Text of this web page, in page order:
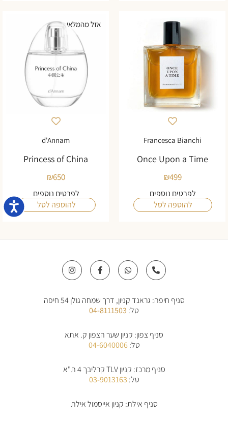
Francesca Bianchi
Once Upon a Time
₪499
לפרטים נוספים
להוספה לסל
אזל מהמלאי
d'Annam
Princess of China
₪650
לפרטים נוספים
להוספה לסל
P
h
o
-
W
h
a
a
p
F
a
c
o
o
k
f
I
n
s
g
סניף חיפה: גראנד קניון, דרך שמחה גולן 54 חיפה
טל:04-8111503
סניף צפון: קניון שער הצפון ק. אתא
טל:04-6040006
סניף מרכז: קניון TLV קרליבך 4 ת"א
טל:03-9013163
סניף אילת: קניון אייסמול אילת